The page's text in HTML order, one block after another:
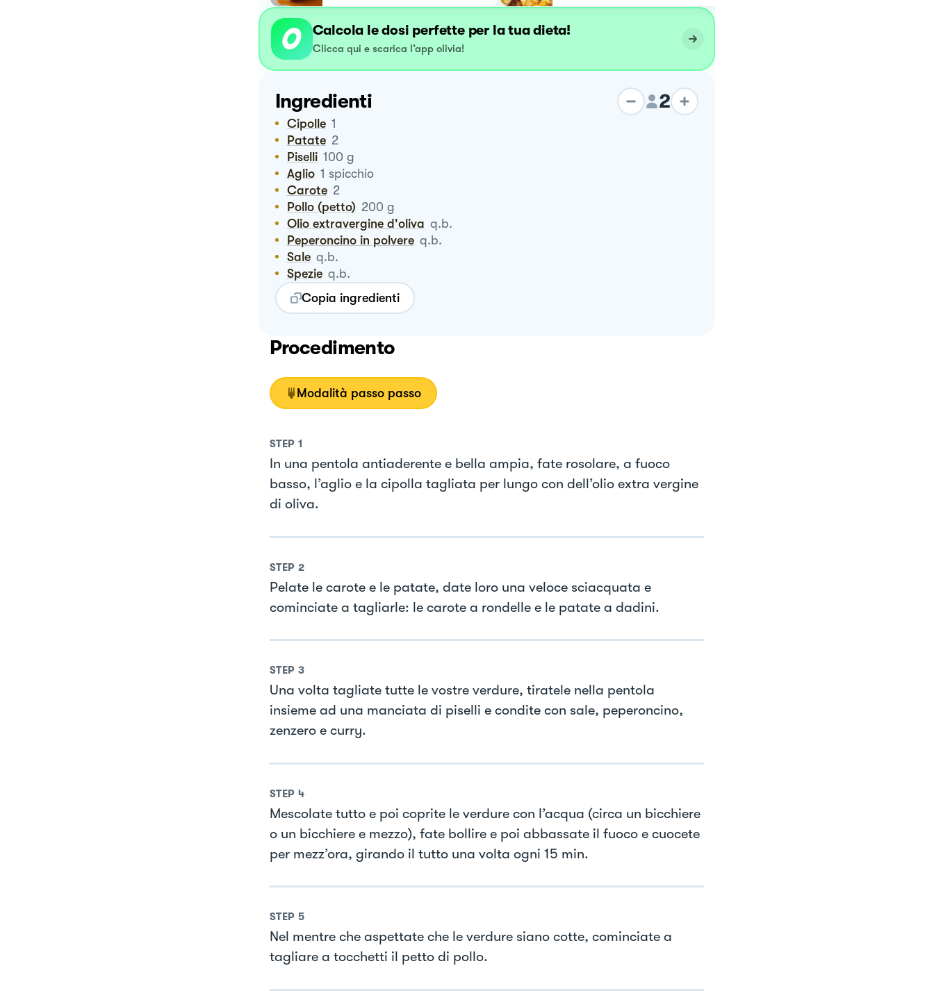
Calcola le dosi perfette per la tua dieta!
Clicca qui e scarica l’app olivia!
Ingredienti 2
Cipolle 1
Patate 2
Piselli 100 g
Aglio 1 spicchio
Carote 2
Pollo (petto) 200 g
Olio extravergine d'oliva q.b.
Peperoncino in polvere q.b.
Sale q.b.
Spezie q.b.
Copia ingredienti
Procedimento
Modalità passo passo
STEP 1
In una pentola antiaderente e bella ampia, fate rosolare, a fuoco
basso, l’aglio e la cipolla tagliata per lungo con dell’olio extra vergine
di oliva.
STEP 2
Pelate le carote e le patate, date loro una veloce sciacquata e
cominciate a tagliarle: le carote a rondelle e le patate a dadini.
STEP 3
Una volta tagliate tutte le vostre verdure, tiratele nella pentola
insieme ad una manciata di piselli e condite con sale, peperoncino,
zenzero e curry.
STEP 4
Mescolate tutto e poi coprite le verdure con l’acqua (circa un bicchiere
o un bicchiere e mezzo), fate bollire e poi abbassate il fuoco e cuocete
per mezz’ora, girando il tutto una volta ogni 15 min.
STEP 5
Nel mentre che aspettate che le verdure siano cotte, cominciate a
tagliare a tocchetti il petto di pollo.